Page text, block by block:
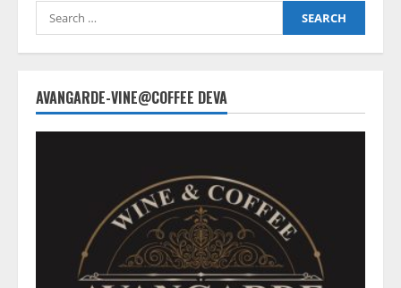
Search
for:
AVANGARDE-VINE@COFFEE DEVA